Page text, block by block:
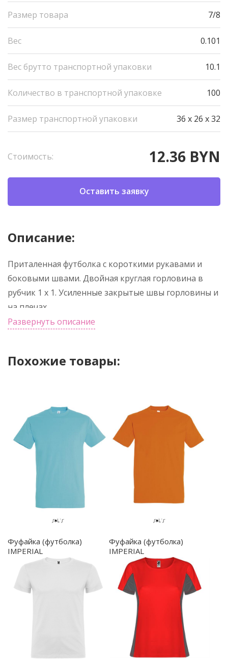
Размер товара 7/8
Вес 0.101
Вес брутто транспортной упаковки 10.1
Количество в транспортной упаковке 100
Размер транспортной упаковки 36 x 26 x 32
Стоимость: 12.36 BYN
Оставить заявку
Описание:
Приталенная футболка с короткими рукавами и
боковыми швами. Двойная круглая горловина в
рубчик 1 x 1. Усиленные закрытые швы горловины и
на плечах.
Развернуть описание
Похожие товары:
Фуфайка (футболка)
IMPERIAL
мужская,Бирюзовый XL -
11500.225/XL
Фуфайка (футболка)
IMPERIAL
мужская,Оранжевый S -
11500.400/S